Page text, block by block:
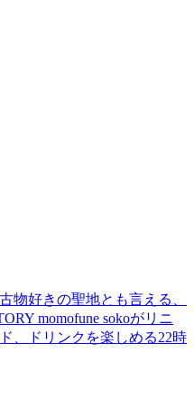
物好きの聖地とも言える、
momofune sokoがリニ
、ドリンクを楽しめる22時